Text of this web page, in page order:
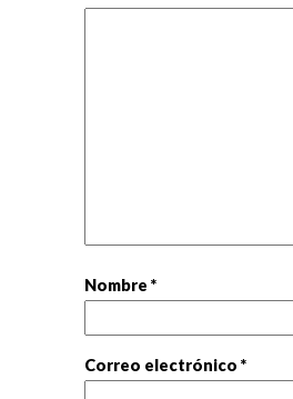
Nombre*
Correo electrónico*